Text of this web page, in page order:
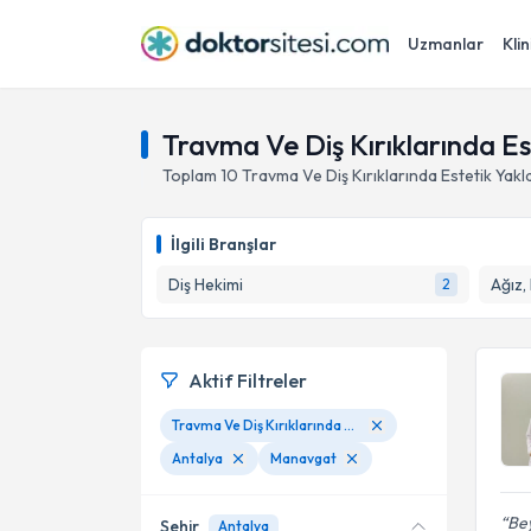
Uzmanlar
Travma Ve Diş Kırıklarında
Toplam 10 Travma Ve Diş Kırıklarında Estetik
İlgili Branşlar
Diş Hekimi
2
Aktif Filtreler
Travma Ve Diş Kırıklarında Estetik Yaklaşımlar
Antalya
Manavgat
Şehir Antalya